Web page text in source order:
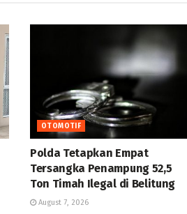
OTOMOTIF
Polda Tetapkan Empat
Tersangka Penampung 52,5
Ton Timah Ilegal di Belitung
August 7, 2026